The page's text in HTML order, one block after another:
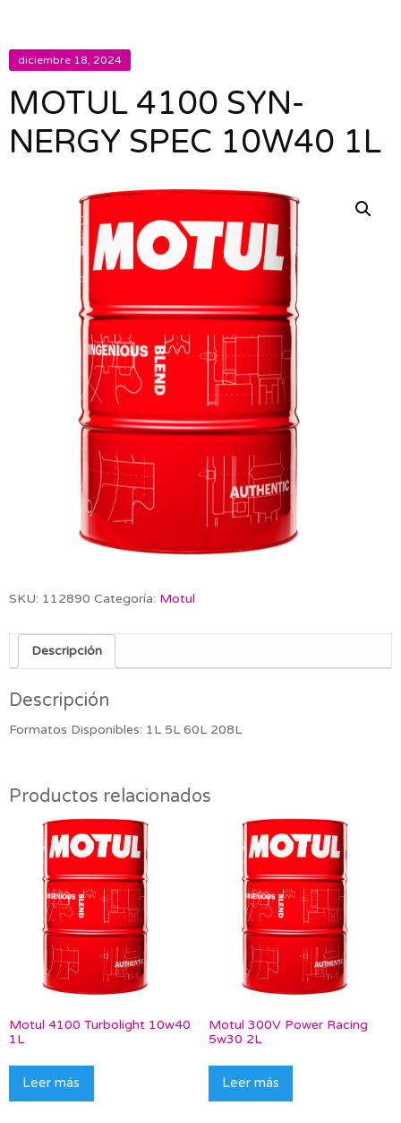
diciembre 18, 2024
MOTUL 4100 SYN-
NERGY SPEC 10W40 1L
SKU: 112890 Categoría: Motul
Descripción
Descripción
Formatos Disponibles: 1L 5L 60L 208L
Productos relacionados
Motul 4100 Turbolight 10w40
1L
Leer más
Motul 300V Power Racing
5w30 2L
Leer más